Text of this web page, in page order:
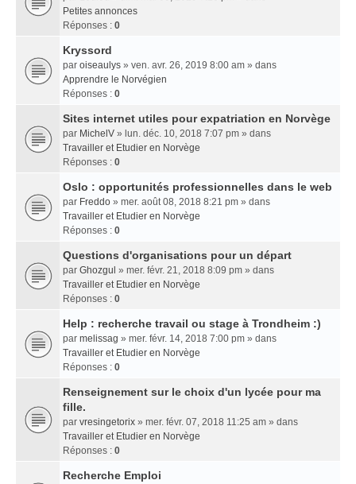
Petites annonces
Réponses : 0
Kryssord
par oiseaulys » ven. avr. 26, 2019 8:00 am » dans
Apprendre le Norvégien
Réponses : 0
Sites internet utiles pour expatriation en Norvège
par MichelV » lun. déc. 10, 2018 7:07 pm » dans
Travailler et Etudier en Norvège
Réponses : 0
Oslo : opportunités professionnelles dans le web
par Freddo » mer. août 08, 2018 8:21 pm » dans
Travailler et Etudier en Norvège
Réponses : 0
Questions d'organisations pour un départ
par Ghozgul » mer. févr. 21, 2018 8:09 pm » dans
Travailler et Etudier en Norvège
Réponses : 0
Help : recherche travail ou stage à Trondheim :)
par melissag » mer. févr. 14, 2018 7:00 pm » dans
Travailler et Etudier en Norvège
Réponses : 0
Renseignement sur le choix d'un lycée pour ma
fille.
par vresingetorix » mer. févr. 07, 2018 11:25 am » dans
Travailler et Etudier en Norvège
Réponses : 0
Recherche Emploi